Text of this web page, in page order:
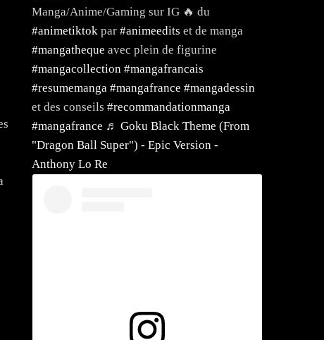
Manga/Anime/Gaming sur IG 🔥 du
#animetiktok par #animeedits et de manga
#mangatheque avec plein de figurine
#mangacollection #mangafrancais
#resumemanga #mangafrance #mangadessin
et des conseils #recommandationmanga
#mangafrance ♬ Goku Black Theme (From
"Dragon Ball Super") - Epic Version -
Anthony Lo Re